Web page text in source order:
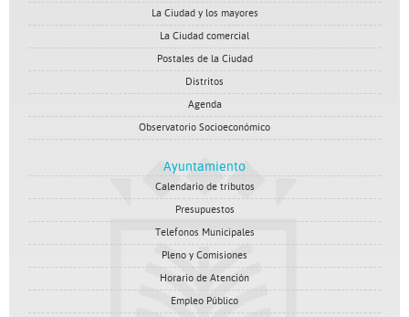
La Ciudad y los mayores
La Ciudad comercial
Postales de la Ciudad
Distritos
Agenda
Observatorio Socioeconómico
Ayuntamiento
Calendario de tributos
Presupuestos
Telefonos Municipales
Pleno y Comisiones
Horario de Atención
Empleo Público